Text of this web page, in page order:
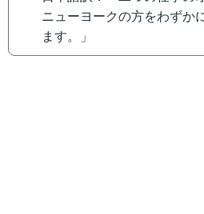
ニューヨークの方をわずか
ます。」